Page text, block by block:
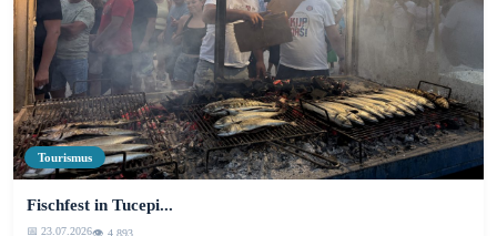
Tourismus
Fischfest in Tucepi...
📅 23.07.2026👁️ 4.893